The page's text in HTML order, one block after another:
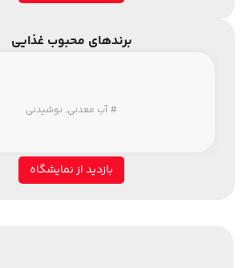
برندهای محبوب غذایی
# آب معدنی, نوشیدنی
بازدید از نمایشگاه